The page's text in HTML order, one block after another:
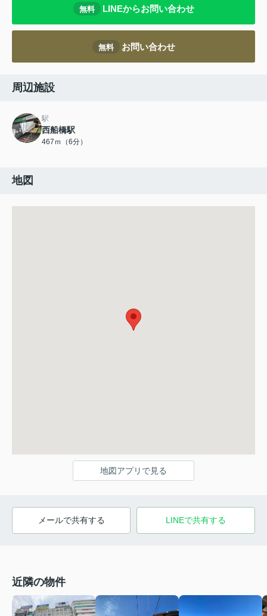
無料 LINEからお問い合わせ
無料 お問い合わせ
周辺施設
駅
西船橋駅
467ｍ（6分）
地図
地図アプリで見る
メールで共有する LINEで共有する
近隣の物件